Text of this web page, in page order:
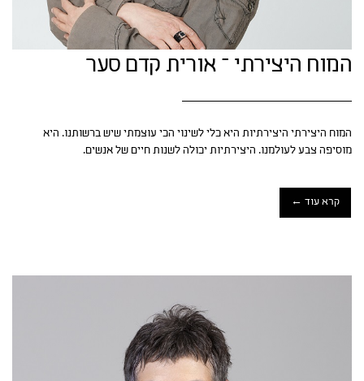
המוח היצירתי – אורית קדם סער
המוח היצירתי היצירתיות היא כלי לשינוי הכי עוצמתי שיש ברשותנו. היא
מוסיפה צבע לעולמנו. היצירתיות יכולה לשנות חיים של אנשים.
קרא עוד ←